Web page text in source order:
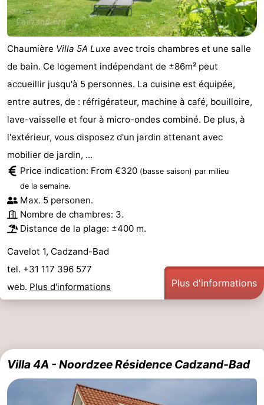
Chaumière Villa 5A Luxe avec trois chambres et une salle
de bain. Ce logement indépendant de ±86m² peut
accueillir jusqu'à 5 personnes. La cuisine est équipée,
entre autres, de : réfrigérateur, machine à café, bouilloire,
lave-vaisselle et four à micro-ondes combiné. De plus, à
l'extérieur, vous disposez d'un jardin attenant avec
mobilier de jardin, ...
Price indication: From €320 (basse saison) par milieu
de la semaine.
Max. 5 personen.
Nombre de chambres: 3.
Distance de la plage: ±400 m.
Cavelot 1, Cadzand-Bad
tel. +31 117 396 577
web. Plus d'informations Plus d'informations
Villa 4A - Noordzee Résidence Cadzand-Bad